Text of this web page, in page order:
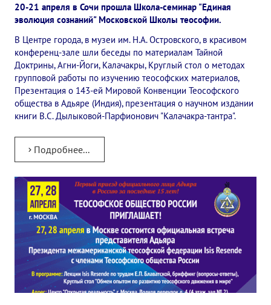
20-21 апреля в Сочи прошла Школа-семинар "Единая
эволюция сознаний" Московской Школы теософии.
В Центре города, в музеи им. Н.А. Островского, в красивом
конференц-зале шли беседы по материалам Тайной
Доктрины, Агни-Йоги, Калачакры, Круглый стол о методах
групповой работы по изучению теософских материалов,
Презентация о 143-ей Мировой Конвенции Теософского
общества в Адьяре (Индия), презентация о научном издании
книги В.С. Дылыковой-Парфионович "Калачакра-тантра".
Подробнее...